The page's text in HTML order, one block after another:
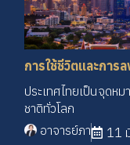
การใช้ชีวิตและการ
ประเทศไทยเป็นจุดห
ชาติทั่วโลก
อาจารย์ภา
11